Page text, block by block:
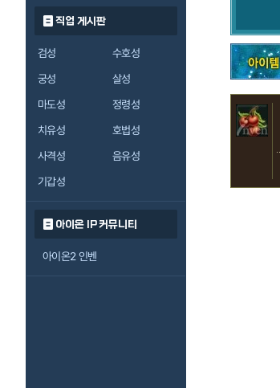
직업 게시판
검성
수호성
궁성
살성
마도성
정령성
치유성
호법성
사격성
음유성
기갑성
아이온 IP 커뮤니티
아이온2 인벤